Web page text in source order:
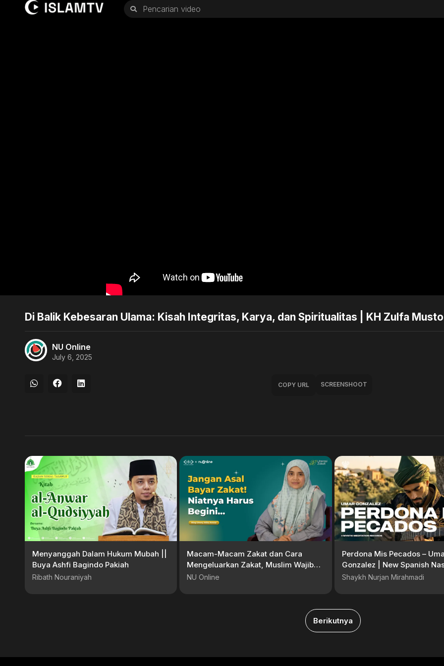
Di Balik Kebesaran Ulama: Kisah Integritas, Karya, dan Spiritualitas | KH Zulfa
NU Online
July 6, 2025
COPY URL SCREENSHOOT
Menyanggah Dalam Hukum Mubah ||
Buya Ashfi Bagindo Pakiah
Ribath Nouraniyah
Macam-Macam Zakat dan Cara
Mengeluarkan Zakat, Muslim Wajib
Tahu! – Literasi Zakat
NU Online
Perdona Mis Pecados –
Gonzalez | New Spanish
2026 | Mystic Meditation
Shaykh Nurjan Mirahmadi
Berikutnya